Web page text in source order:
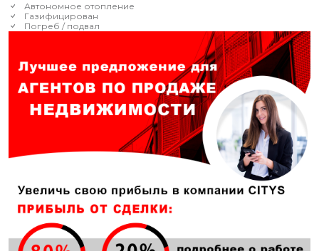
Автономное отопление
Газифицирован
Погреб / подвал